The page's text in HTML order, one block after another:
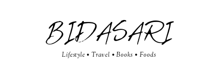
BIDASARI
Lifestyle • Travel • Books • Foods